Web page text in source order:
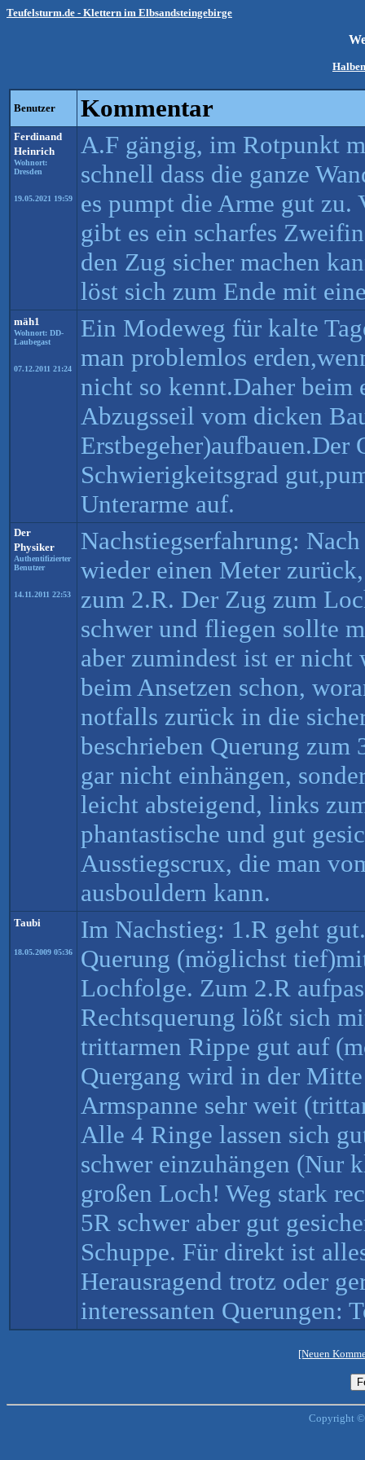
Teufelsturm.de - Klettern im Elbsandsteingebirge
Benutzer Kommentar
Ferdinand
Heinrich
Wohnort:
Dresden
19.05.2021 19:59
A.F gängig, im Rotpunkt
schnell dass die ganze
es pumpt die Arme gut zu.
gibt es ein scharfes
den Zug sicher machen
löst sich zum Ende mit
mäh1
Wohnort: DD-
Laubegast
07.12.2011 21:24
Ein Modeweg für kalte
man problemlos
nicht so kennt.Daher beim
Abzugsseil vom dicken
Erstbegeher)aufbauen.Der
Schwierigkeitsgrad
Unterarme auf.
Der
Physiker
Authentifizierter
Benutzer
14.11.2011 22:53
Nachstiegserfahrung:
wieder einen Meter
zum 2.R. Der Zug zum
schwer und fliegen sollte
aber zumindest ist er
beim Ansetzen schon,
notfalls zurück in die
beschrieben Querung zum
gar nicht einhängen,
leicht absteigend, links
phantastische und gut
Ausstiegscrux, die man
ausbouldern kann.
Taubi
18.05.2009 05:36
Im Nachstieg: 1.R geht
Querung (möglichst
Lochfolge. Zum 2.R
Rechtsquerung lößt sich
trittarmen Rippe gut auf
Quergang wird in der
Armspanne sehr weit
Alle 4 Ringe lassen sich
schwer einzuhängen (Nur
großen Loch! Weg stark
5R schwer aber gut
Schuppe. Für direkt ist
Herausragend trotz oder
interessanten Querungen:
[Neuen
Copyright ©